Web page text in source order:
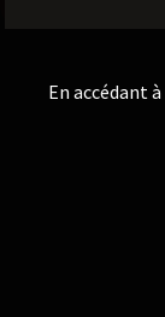
En accédant à